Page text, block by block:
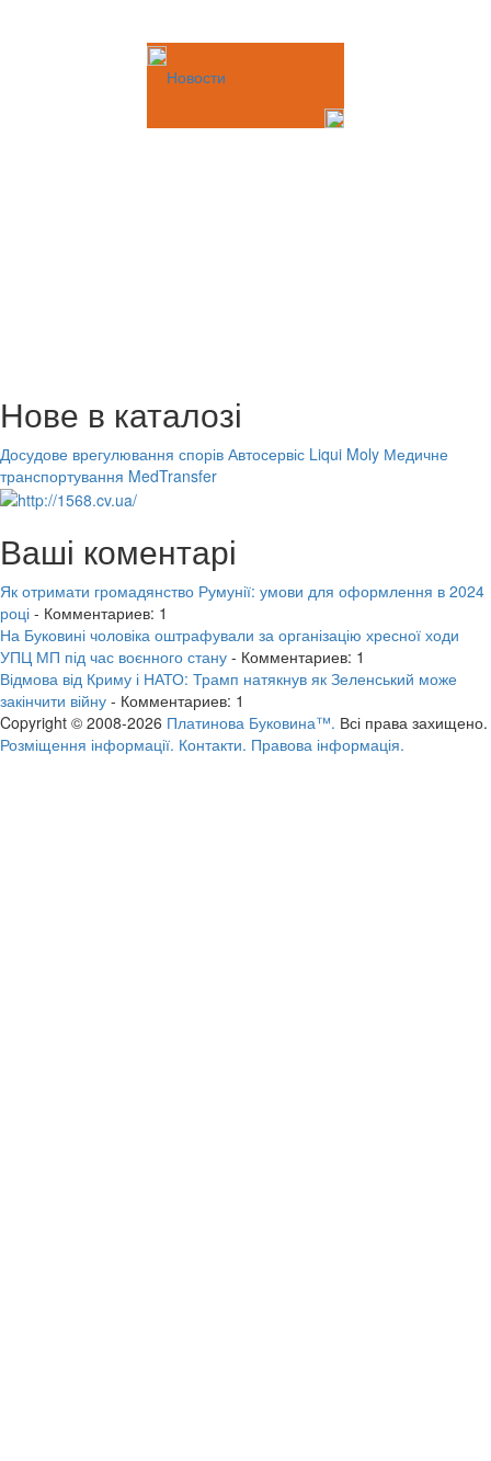
Новости
Нове в каталозі
Досудове врегулювання спорів Автосервіс Liqui Moly Медичне
транспортування MedTransfer
Ваші коментарі
Як отримати громадянство Румунії: умови для оформлення в 2024
році - Комментариев: 1
На Буковині чоловіка оштрафували за організацію хресної ходи
УПЦ МП під час воєнного стану - Комментариев: 1
Відмова від Криму і НАТО: Трамп натякнув як Зеленський може
закінчити війну - Комментариев: 1
Copyright © 2008-2026 Платинова Буковина™. Всі права захищено.
Розміщення інформації. Контакти. Правова інформація.